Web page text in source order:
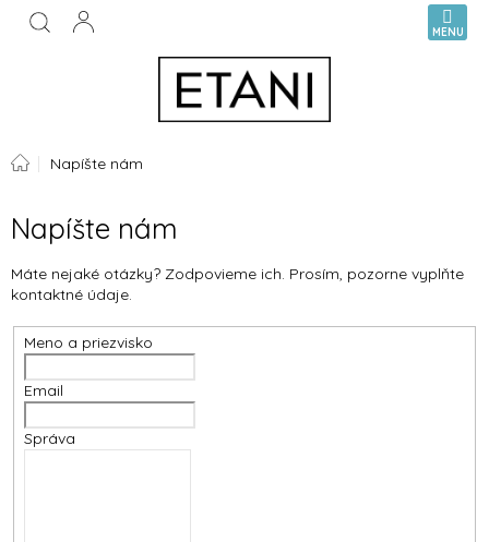
Prejsť
KOŠÍK
DomovNapíšte nám
Napíšte nám
Máte nejaké otázky? Zodpovieme ich. Prosím, pozorne vyplňte
kontaktné údaje.
Meno a priezvisko
Email
Správa